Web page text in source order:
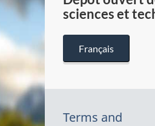
sciences et
Français
Terms and